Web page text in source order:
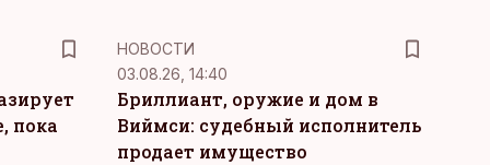
пока
НОВОСТИ
03.08.26, 14:40
Бриллиант, оружие и дом в
Виймси: судебный исполнитель
продает имущество